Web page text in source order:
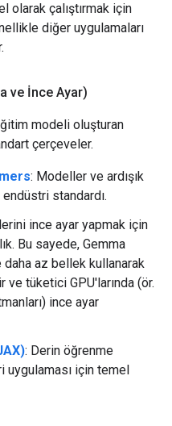
olarak çalıştırmak için
diğer uygulamaları
ve İnce Ayar)
modeli oluşturan
çerçeveler.
: Modeller ve ardışık
standardı.
ince ayar yapmak için
Bu sayede, Gemma
az bellek kullanarak
ve tüketici GPU'larında (ör.
ince ayar
: Derin öğrenme
uygulaması için temel